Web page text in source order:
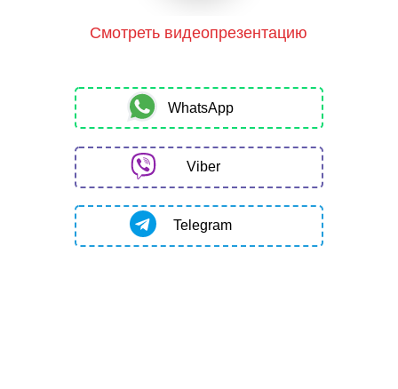
Смотреть видеопрезентацию
Telegram
WhatsApp
Viber